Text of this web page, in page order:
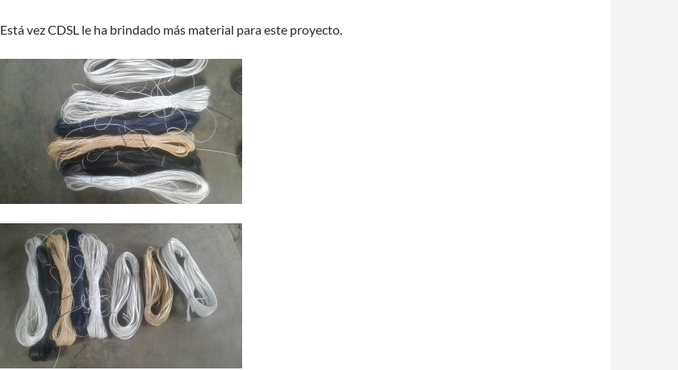
Está vez CDSL le ha brindado más material para este proyecto.